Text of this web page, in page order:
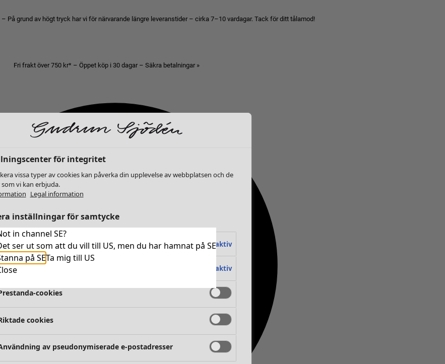
– På grund av högt tryck har vi för närvarande längre leveranstider – cirka 7–10 vardagar. Tack för ditt tålamod!
Fri frakt över 750 kr* – Öppet köp i 30 dagar – Säkra betalningar »
in channel SE?
ser ut som att du vill till US, men du har hamnat på SE
på SETa mig till US
för integritet
vissa typer av cookies kan påverka din upplevelse av webbplatsen och de
vi kan erbjuda.
Legal information
inställningar för samtycke
nödvändiga cookies Alltid aktiv
cookies Alltid aktiv
cookies
cookies
av pseudonymiserade e-postadresser